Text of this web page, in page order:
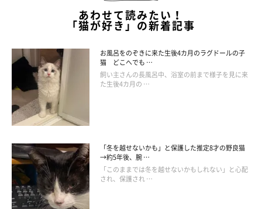
あわせて読みたい！
「猫が好き」の新着記事
お風呂をのぞきに来た生後4カ月のラグドールの子
猫 どこへでも …
飼い主さんの長風呂中、浴室の前まで様子を見に来
た生後4カ月の …
「冬を越せないかも」と保護した推定8才の野良猫
→約5年後、腕 …
「このままでは冬を越せないかもしれない」と心配
され、保護され …